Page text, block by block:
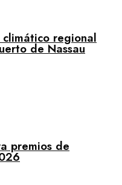
regional
de Nassau
premios de